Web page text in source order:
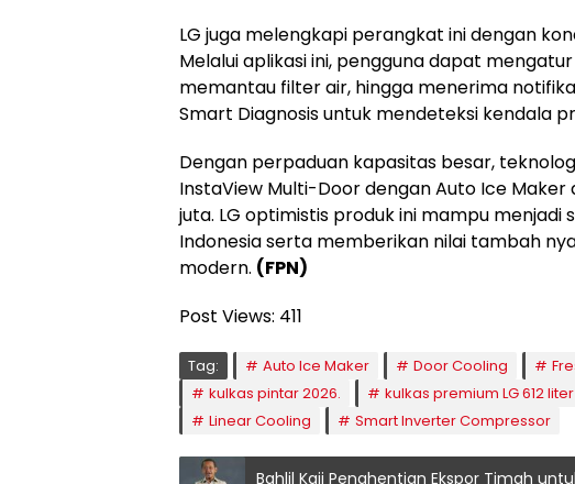
LG juga melengkapi perangkat ini dengan
Melalui aplikasi ini, pengguna dapat
memantau filter air, hingga menerima
Smart Diagnosis untuk mendeteksi kendala
Dengan perpaduan kapasitas besar,
InstaView Multi-Door dengan Auto Ice
juta. LG optimistis produk ini mampu
Indonesia serta memberikan nilai tambah
modern. (FPN)
Post Views: 411
Tag: Auto Ice Maker Door Cooling
kulkas pintar 2026.
kulkas premium LG 612 liter
Linear Cooling
Smart Inverter Compressor
Bahlil Kaji Penghentian Ekspor Timah